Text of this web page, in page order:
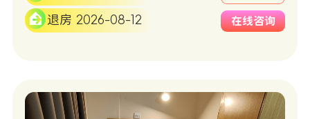
退房 2026-08-12 在线咨询